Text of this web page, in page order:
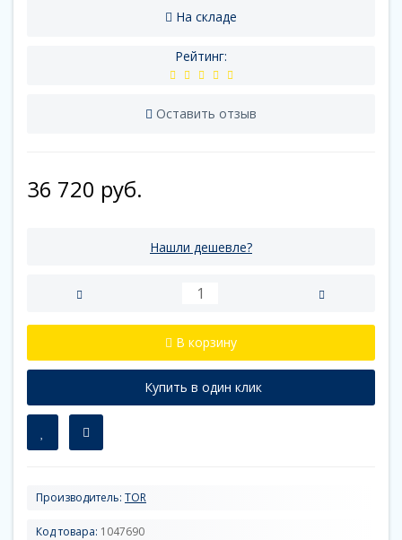
На складе
Рейтинг:
Оставить отзыв
36 720 руб.
Нашли дешевле?
В корзину
Купить в один клик
Производитель: TOR
Код товара: 1047690